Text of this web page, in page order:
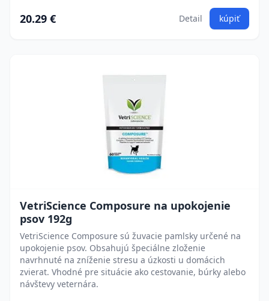
20.29 € Detail kúpiť
VetriScience Composure na upokojenie
psov 192g
VetriScience Composure sú žuvacie pamlsky určené na
upokojenie psov. Obsahujú špeciálne zloženie
navrhnuté na zníženie stresu a úzkosti u domácich
zvierat. Vhodné pre situácie ako cestovanie, búrky alebo
návštevy veternára.